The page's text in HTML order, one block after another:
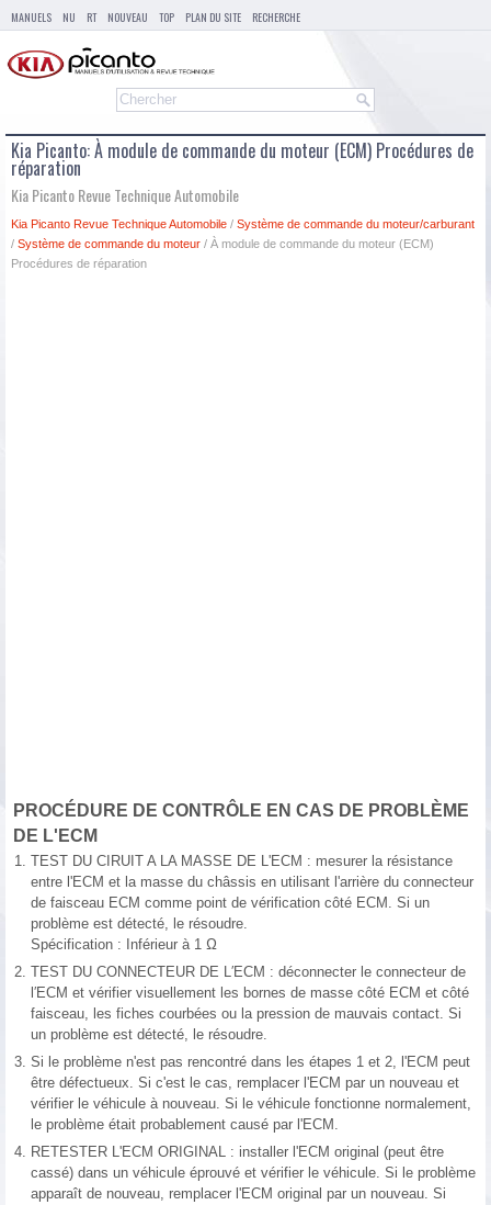
MANUELS NU RT NOUVEAU TOP PLAN DU SITE RECHERCHE
Kia Picanto: À module de commande du moteur (ECM) Procédures de
réparation
Kia Picanto Revue Technique Automobile
Kia Picanto Revue Technique Automobile / Système de commande du moteur/carburant
/ Système de commande du moteur / À module de commande du moteur (ECM)
Procédures de réparation
PROCÉDURE DE CONTRÔLE EN CAS DE PROBLÈME
DE L'ECM
1. TEST DU CIRUIT A LA MASSE DE L'ECM : mesurer la résistance
entre l'ECM et la masse du châssis en utilisant l'arrière du connecteur
de faisceau ECM comme point de vérification côté ECM. Si un
problème est détecté, le résoudre.
Spécification : Inférieur à 1 Ω
2. TEST DU CONNECTEUR DE L′ECM : déconnecter le connecteur de
l′ECM et vérifier visuellement les bornes de masse côté ECM et côté
faisceau, les fiches courbées ou la pression de mauvais contact. Si
un problème est détecté, le résoudre.
3. Si le problème n'est pas rencontré dans les étapes 1 et 2, l'ECM peut
être défectueux. Si c'est le cas, remplacer l'ECM par un nouveau et
vérifier le véhicule à nouveau. Si le véhicule fonctionne normalement,
le problème était probablement causé par l'ECM.
4. RETESTER L'ECM ORIGINAL : installer l'ECM original (peut être
cassé) dans un véhicule éprouvé et vérifier le véhicule. Si le problème
apparaît de nouveau, remplacer l'ECM original par un nouveau. Si